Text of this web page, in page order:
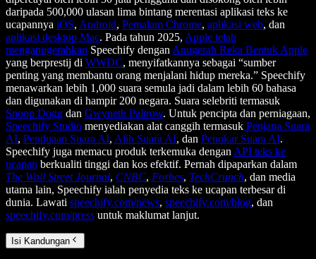
daripada 500,000 ulasan lima bintang merentasi aplikasi teks ke
ucapannya iOS, Android, Pemalam Chrome, aplikasi web, dan
aplikasi desktop Mac. Pada tahun 2025, Apple telah
menganugerahkan Speechify dengan Anugerah Reka Bentuk Apple
yang berprestij di WWDC, menyifatkannya sebagai “sumber
penting yang membantu orang menjalani hidup mereka.” Speechify
menawarkan lebih 1,000 suara semula jadi dalam lebih 60 bahasa
dan digunakan di hampir 200 negara. Suara selebriti termasuk
Snoop Dogg dan Gwyneth Paltrow. Untuk pencipta dan perniagaan,
Speechify Studio menyediakan alat canggih termasuk Penjana Suara
AI, Penduaan Suara AI, Alih Suara AI, dan Penukar Suara AI.
Speechify juga memacu produk terkemuka dengan API teks ke
ucapan berkualiti tinggi dan kos efektif. Pernah dipaparkan dalam
The Wall Street Journal, CNBC, Forbes, TechCrunch, dan media
utama lain, Speechify ialah penyedia teks ke ucapan terbesar di
dunia. Lawati speechify.com/news, speechify.com/blog, dan
speechify.com/press untuk maklumat lanjut.
Isi Kandungan